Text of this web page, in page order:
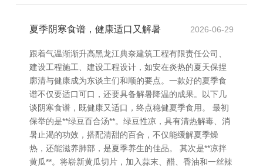
夏季阴寒食谱，健康适口又解暑 2026-06-29
跟着气温渐渐升高黑龙江典奈建筑工程有限责任公司、
建设工程施工、建设工程设计，如安在炎热的夏天保捏
廓清与健康成为东谈主们和顺的要点。一款好的夏季食
谱不仅要适口可口，还要具备解暑降温的成果。以下几
谈阴寒食谱，既健康又适口，终点稳健夏季食用。 最初
保举的是**绿豆百合汤**。绿豆性凉，具有清热解毒、消
暑止渴的功效，搭配清甜的百合，不仅能缓解夏季燥
热，还能滋养肺部，是夏季养生的佳品。 其次是**凉拌
黄瓜**。将崭新黄瓜切片，加入蒜末、醋、香油和一丝辣